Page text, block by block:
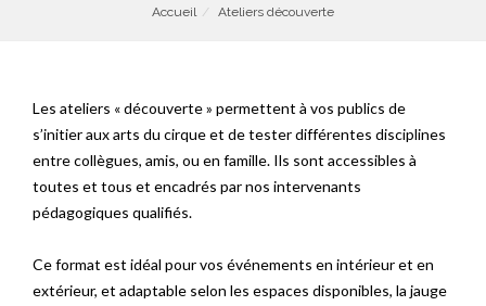
Accueil Ateliers découverte
Les ateliers « découverte » permettent à vos publics de
s’initier aux arts du cirque et de tester différentes disciplines
entre collègues, amis, ou en famille. Ils sont accessibles à
toutes et tous et encadrés par nos intervenants
pédagogiques qualifiés.
Ce format est idéal pour vos événements en intérieur et en
extérieur, et adaptable selon les espaces disponibles, la jauge